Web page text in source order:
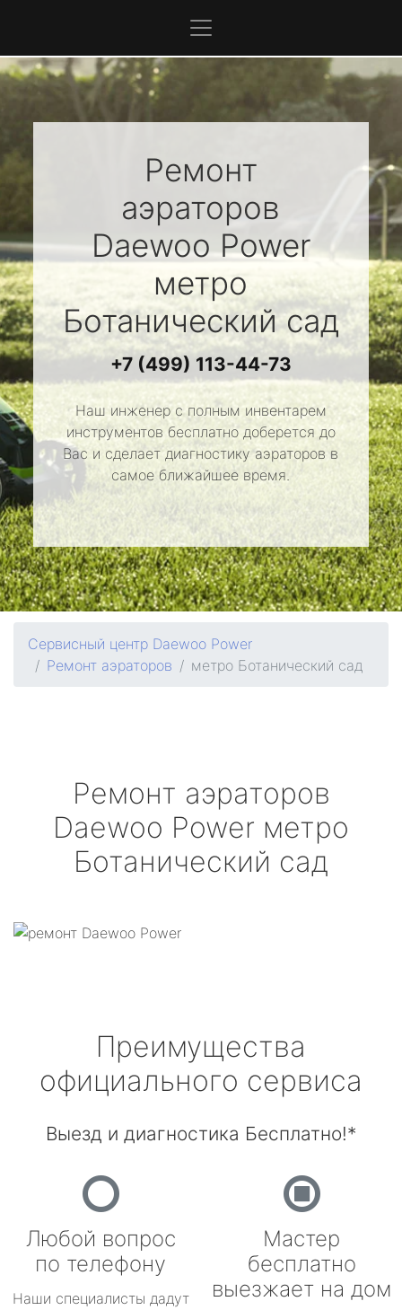
Ремонт
аэраторов
Daewoo Power
метро
Ботанический сад
+7 (499) 113-44-73
Наш инженер с полным инвентарем
инструментов бесплатно доберется до
Вас и сделает диагностику аэраторов в
самое ближайшее время.
Сервисный центр Daewoo Power
Ремонт аэраторов
метро Ботанический сад
Ремонт аэраторов
Daewoo Power метро
Ботанический сад
Преимущества
официального сервиса
Выезд и диагностика Бесплатно!*
Любой вопрос
по телефону
Наши специалисты дадут
Мастер
бесплатно
выезжает на дом